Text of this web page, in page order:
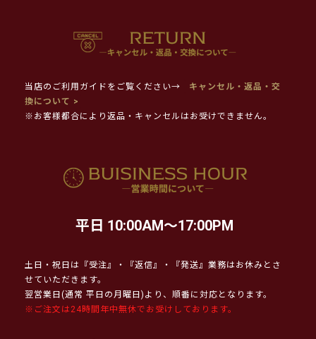
当店のご利用ガイドをご覧ください→
キャンセル・返品・交
換について >
※お客様都合により返品・キャンセルはお受けできません。
平日 10:00AM～17:00PM
土日・祝日は『受注』・『返信』・『発送』業務はお休みとさ
せていただきます。
翌営業日(通常 平日の月曜日)より、順番に対応となります。
※ご注文は24時間年中無休でお受けしております。